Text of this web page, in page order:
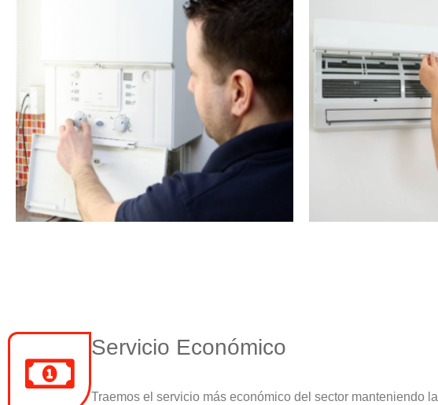
Servicio Económico
Traemos el servicio más económico del sector manteniendo la